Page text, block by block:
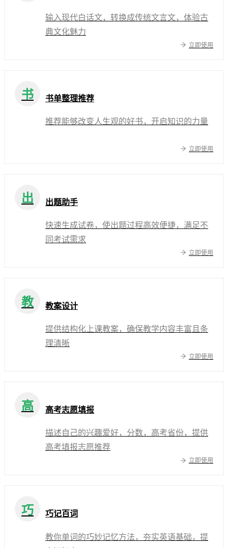
输入现代白话文，转换成传统文言文，体验古
典文化魅力
立即使用
书 书单整理推荐
推荐能够改变人生观的好书，开启知识的力量
立即使用
出 出题助手
快速生成试卷，使出题过程高效便捷，满足不
同考试需求
立即使用
教 教案设计
提供结构化上课教案，确保教学内容丰富且条
理清晰
立即使用
高 高考志愿填报
描述自己的兴趣爱好，分数，高考省份，提供
高考填报志愿推荐
立即使用
巧 巧记百词
教你单词的巧妙记忆方法，夯实英语基础，提